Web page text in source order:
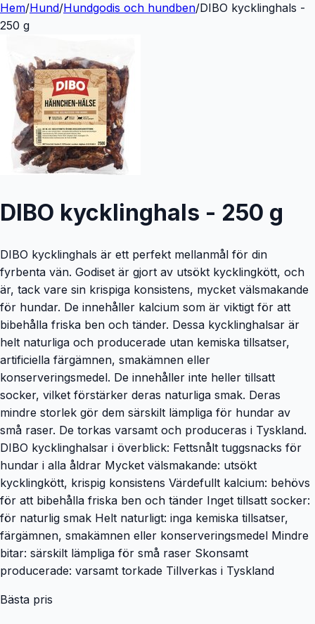
Hem/Hund/Hundgodis och hundben/DIBO kycklinghals -
250 g
DIBO kycklinghals - 250 g
DIBO kycklinghals är ett perfekt mellanmål för din
fyrbenta vän. Godiset är gjort av utsökt kycklingkött, och
är, tack vare sin krispiga konsistens, mycket välsmakande
för hundar. De innehåller kalcium som är viktigt för att
bibehålla friska ben och tänder. Dessa kycklinghalsar är
helt naturliga och producerade utan kemiska tillsatser,
artificiella färgämnen, smakämnen eller
konserveringsmedel. De innehåller inte heller tillsatt
socker, vilket förstärker deras naturliga smak. Deras
mindre storlek gör dem särskilt lämpliga för hundar av
små raser. De torkas varsamt och produceras i Tyskland.
DIBO kycklinghalsar i överblick: Fettsnålt tuggsnacks för
hundar i alla åldrar Mycket välsmakande: utsökt
kycklingkött, krispig konsistens Värdefullt kalcium: behövs
för att bibehålla friska ben och tänder Inget tillsatt socker:
för naturlig smak Helt naturligt: ​​inga kemiska tillsatser,
färgämnen, smakämnen eller konserveringsmedel Mindre
bitar: särskilt lämpliga för små raser Skonsamt
producerade: varsamt torkade Tillverkas i Tyskland
Bästa pris